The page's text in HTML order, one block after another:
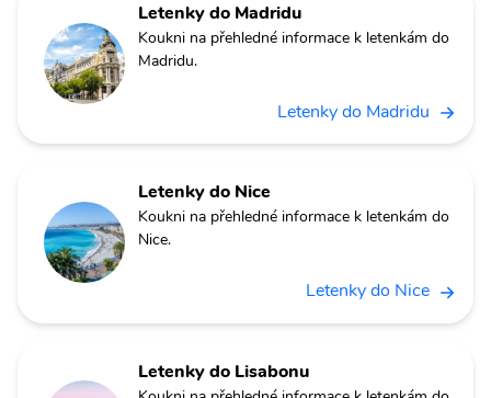
Letenky do Madridu
Koukni na přehledné informace k letenkám do
Madridu.
Letenky do Madridu
Letenky do Nice
Koukni na přehledné informace k letenkám do
Nice.
Letenky do Nice
Letenky do Lisabonu